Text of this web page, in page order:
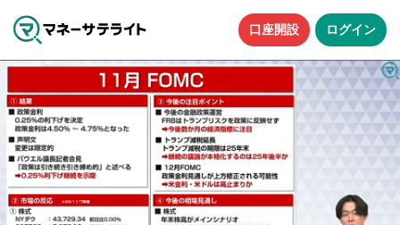
口座開設 ログイン